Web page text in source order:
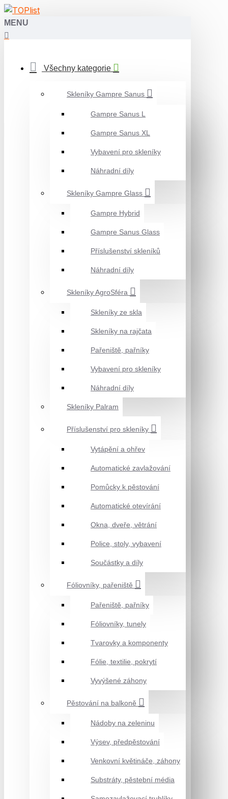
MENU
Všechny kategorie
Skleníky Gampre Sanus
Gampre Sanus L
Gampre Sanus XL
Vybavení pro skleníky
Náhradní díly
Skleníky Gampre Glass
Gampre Hybrid
Gampre Sanus Glass
Příslušenství skleníků
Náhradní díly
Skleníky AgroSféra
Skleníky ze skla
Skleníky na rajčata
Pařeniště, pařníky
Vybavení pro skleníky
Náhradní díly
Skleníky Palram
Příslušenství pro skleníky
Vytápění a ohřev
Automatické zavlažování
Pomůcky k pěstování
Automatické otevírání
Okna, dveře, větrání
Police, stoly, vybavení
Součástky a díly
Fóliovníky, pařeniště
Pařeniště, pařníky
Fóliovníky, tunely
Tvarovky a komponenty
Fólie, textilie, pokrytí
Vyvýšené záhony
Pěstování na balkoně
Nádoby na zeleninu
Výsev, předpěstování
Venkovní květináče, záhony
Substráty, pěstební média